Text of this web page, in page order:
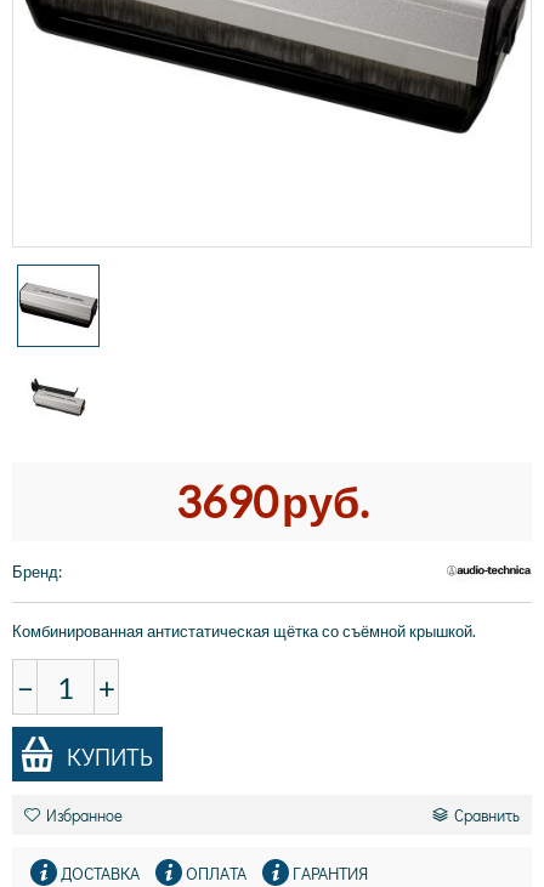
3690руб.
Бренд:
Комбинированная антистатическая щётка со съёмной крышкой.
− +
КУПИТЬ
Избранное Сравнить
ДОСТАВКА ОПЛАТА ГАРАНТИЯ